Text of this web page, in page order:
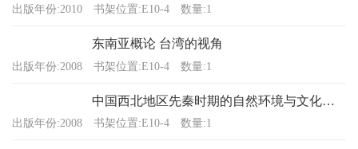
出版年份:2010 书架位置:E10-4 数量:1
东南亚概论 台湾的视角
出版年份:2008 书架位置:E10-4 数量:1
中国西北地区先秦时期的自然环境与文化发展
出版年份:2008 书架位置:E10-4 数量:1